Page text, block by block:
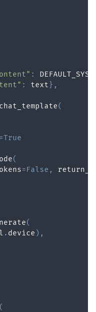
:
: text } ,
(
=True
(
= False ,
(
. device ) ,
(